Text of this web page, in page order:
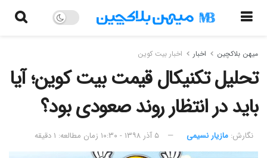
میهن بلاکچین اخبار اخبار بیت کوین
تحلیل تکنیکال قیمت بیت کوین؛ آیا
باید در انتظار روند صعودی بود؟
نگارش:‌ مازیار نسیمی ۵ آذر ۱۳۹۸ - ۱۰:۳۰ زمان مطالعه: ۱ دقیقه